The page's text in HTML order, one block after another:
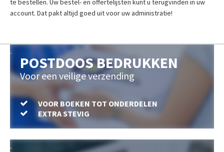
te bestellen. Uw bestel- en offertelijsten kunt u terugvinden in uw
account. Dat pakt altijd goed uit voor uw administratie!
POSTDOOS BEDRUKKEN
Voor een veilige verzending
VOOR BOEKEN TOT ONDERDELEN
EXTRA STEVIG